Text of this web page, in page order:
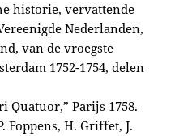
historie, vervattende
Nederlanden,
van de vroegste
1752-1754, delen
Quatuor,” Parijs 1758.
Foppens, H. Griffet, J.